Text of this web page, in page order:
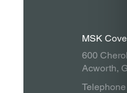
MSK
600
Acworth,
Telephone